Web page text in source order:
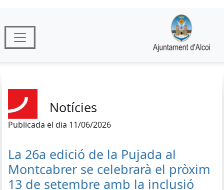
Notícies
Publicada el dia 11/06/2026
La 26a edició de la Pujada al
Montcabrer se celebrarà el pròxim
13 de setembre amb la inclusió